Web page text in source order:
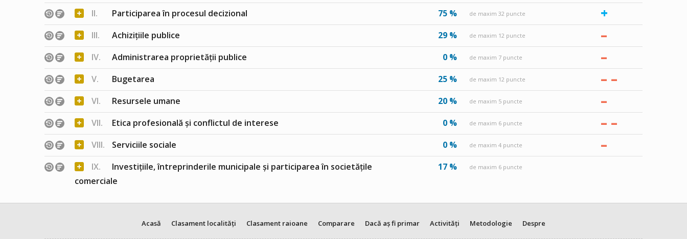
+ II. Participarea în procesul decizional 75 % de maxim 32 puncte +
+ III. Achizițiile publice 29 % de maxim 12 puncte –
+ IV. Administrarea proprietății publice 0 % de maxim 7 puncte –
+ V. Bugetarea 25 % de maxim 12 puncte – –
+ VI. Resursele umane 20 % de maxim 5 puncte –
+ VII. Etica profesională și conflictul de interese 0 % de maxim 6 puncte – –
+ VIII. Serviciile sociale 0 % de maxim 4 puncte –
+ IX.
Investițiile, întreprinderile municipale și participarea în societățile
comerciale
17 % de maxim 6 puncte
Acasă Clasament localități Clasament raioane Comparare Dacă aș fi primar Activități Metodologie Despre